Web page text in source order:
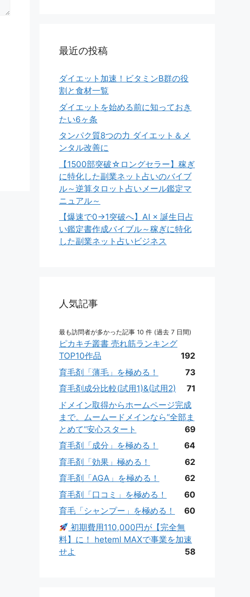
最近の投稿
ダイエット加速！ビタミンB群の役
割と食材一覧
ダイエットを始める前に知っておき
たい6ヶ条
タンパク質8つの力 ダイエット＆メ
ンタル改善に
【1500部突破☆ロングセラー】稼ぎ
に特化した副業ネット占いのバイブ
ル～逆算タロット占いメール鑑定マ
ニュアル～
【爆速で0→1突破へ】AI × 誕生日占
い鑑定書作成バイブル～稼ぎに特化
した副業ネット占いビジネス
人気記事
最も訪問者が多かった記事 10 件 (過去 7 日間)
ピカキチ叢書 売れ筋ランキング
TOP10作品
192
育毛剤「薄毛」を極める！
73
育毛剤成分比較(試用1)&(試用2)
71
ドメイン取得からホームページ完成
まで。ムームードメインなら“全部ま
とめて”安心スタート
69
育毛剤「成分」を極める！
64
育毛剤「効果」極める！
62
育毛剤「AGA」を極める！
62
育毛剤「口コミ」を極める！
60
育毛「シャンプー」を極める！
60
初期費用110,000円が【完全無
料】に！ heteml MAXで事業を加速
せよ
58